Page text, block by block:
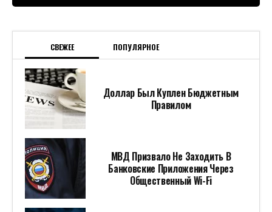
СВЕЖЕЕ ПОПУЛЯРНОЕ
Доллар Был Куплен Бюджетным
Правилом
МВД Призвало Не Заходить В
Банковские Приложения Через
Общественный Wi-Fi